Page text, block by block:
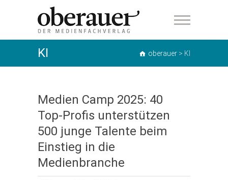
oberauer
KI oberauer > KI
Medien Camp 2025: 40
Top-Profis unterstützen
500 junge Talente beim
Einstieg in die
Medienbranche